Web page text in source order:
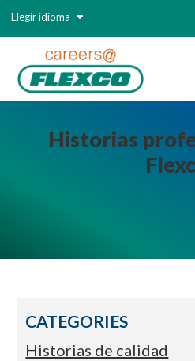
Elegir idioma
Historias
CATEGORIES
Historias de calidad